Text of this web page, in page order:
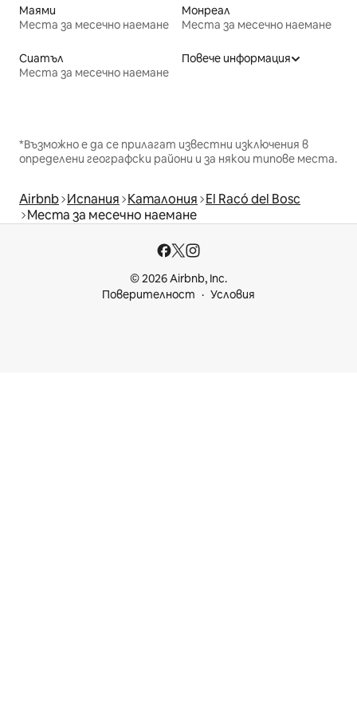
Маями
Места за месечно наемане
Монреал
Места за месечно наемане
Сиатъл
Места за месечно наемане
Повече информация
*Възможно е да се прилагат известни изключения в
определени географски райони и за някои типове места.
Airbnb Испания Каталония El Racó del Bosc
Места за месечно наемане
© 2026 Airbnb, Inc.
Поверителност
Условия